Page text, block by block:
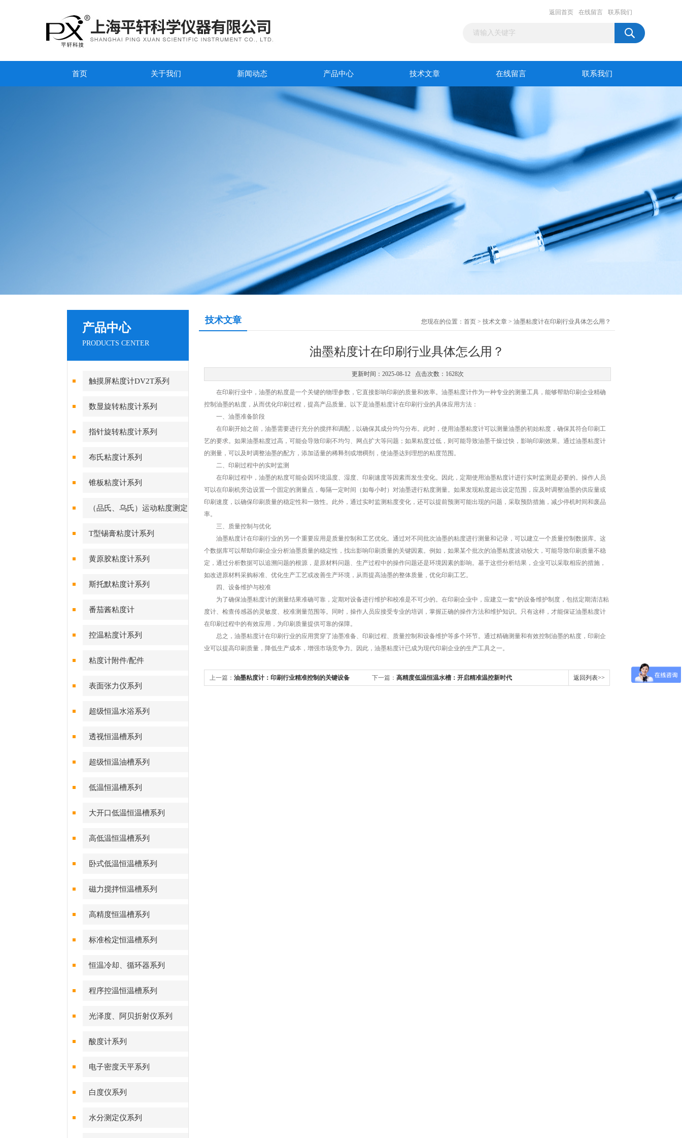
返回首页 在线留言 联系我们
首页 关于我们 新闻动态 产品中心 技术文章 在线留言 联系我们
产品中心
PRODUCTS CENTER
触摸屏粘度计DV2T系列
数显旋转粘度计系列
指针旋转粘度计系列
布氏粘度计系列
锥板粘度计系列
（品氏、乌氏）运动粘度测定
仪系列
T型锡膏粘度计系列
黄原胶粘度计系列
斯托默粘度计系列
番茄酱粘度计
控温粘度计系列
粘度计附件/配件
表面张力仪系列
超级恒温水浴系列
透视恒温槽系列
超级恒温油槽系列
低温恒温槽系列
大开口低温恒温槽系列
高低温恒温槽系列
卧式低温恒温槽系列
磁力搅拌恒温槽系列
高精度恒温槽系列
标准检定恒温槽系列
恒温冷却、循环器系列
程序控温恒温槽系列
光泽度、阿贝折射仪系列
酸度计系列
电子密度天平系列
白度仪系列
水分测定仪系列
技术文章 您现在的位置： 首页 > 技术文章 > 油墨粘度计在印刷行业具体怎么用？
油墨粘度计在印刷行业具体怎么用？
更新时间：2025-08-12 点击次数：1628次
在印刷行业中，油墨的粘度是一个关键的物理参数，它直接影响印刷的质量和效率。油墨粘度计作为一种专业的测量工具，能够帮助印刷企业精确
控制油墨的粘度，从而优化印刷过程，提高产品质量。以下是油墨粘度计在印刷行业的具体应用方法：
一、油墨准备阶段
在印刷开始之前，油墨需要进行充分的搅拌和调配，以确保其成分均匀分布。此时，使用油墨粘度计可以测量油墨的初始粘度，确保其符合印刷工
艺的要求。如果油墨粘度过高，可能会导致印刷不均匀、网点扩大等问题；如果粘度过低，则可能导致油墨干燥过快，影响印刷效果。通过油墨粘度计
的测量，可以及时调整油墨的配方，添加适量的稀释剂或增稠剂，使油墨达到理想的粘度范围。
二、印刷过程中的实时监测
在印刷过程中，油墨的粘度可能会因环境温度、湿度、印刷速度等因素而发生变化。因此，定期使用油墨粘度计进行实时监测是必要的。操作人员
可以在印刷机旁边设置一个固定的测量点，每隔一定时间（如每小时）对油墨进行粘度测量。如果发现粘度超出设定范围，应及时调整油墨的供应量或
印刷速度，以确保印刷质量的稳定性和一致性。此外，通过实时监测粘度变化，还可以提前预测可能出现的问题，采取预防措施，减少停机时间和废品
率。
三、质量控制与优化
油墨粘度计在印刷行业的另一个重要应用是质量控制和工艺优化。通过对不同批次油墨的粘度进行测量和记录，可以建立一个质量控制数据库。这
个数据库可以帮助印刷企业分析油墨质量的稳定性，找出影响印刷质量的关键因素。例如，如果某个批次的油墨粘度波动较大，可能导致印刷质量不稳
定，通过分析数据可以追溯问题的根源，是原材料问题、生产过程中的操作问题还是环境因素的影响。基于这些分析结果，企业可以采取相应的措施，
如改进原材料采购标准、优化生产工艺或改善生产环境，从而提高油墨的整体质量，优化印刷工艺。
四、设备维护与校准
为了确保油墨粘度计的测量结果准确可靠，定期对设备进行维护和校准是不可少的。在印刷企业中，应建立一套*的设备维护制度，包括定期清洁粘
度计、检查传感器的灵敏度、校准测量范围等。同时，操作人员应接受专业的培训，掌握正确的操作方法和维护知识。只有这样，才能保证油墨粘度计
在印刷过程中的有效应用，为印刷质量提供可靠的保障。
总之，油墨粘度计在印刷行业的应用贯穿了油墨准备、印刷过程、质量控制和设备维护等多个环节。通过精确测量和有效控制油墨的粘度，印刷企
业可以提高印刷质量，降低生产成本，增强市场竞争力。因此，油墨粘度计已成为现代印刷企业的生产工具之一。
上一篇： 油墨粘度计：印刷行业精准控制的关键设备 下一篇： 高精度低温恒温水槽：开启精准温控新时代 返回列表>>